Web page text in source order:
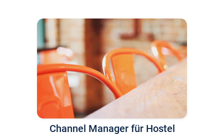
Channel Manager für Hostel